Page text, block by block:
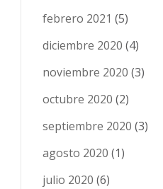
febrero 2021 (5)
diciembre 2020 (4)
noviembre 2020 (3)
octubre 2020 (2)
septiembre 2020 (3)
agosto 2020 (1)
julio 2020 (6)